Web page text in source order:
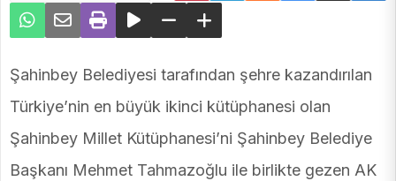
Şahinbey Belediyesi tarafından şehre kazandırılan
Türkiye’nin en büyük ikinci kütüphanesi olan
Şahinbey Millet Kütüphanesi’ni Şahinbey Belediye
Başkanı Mehmet Tahmazoğlu ile birlikte gezen AK